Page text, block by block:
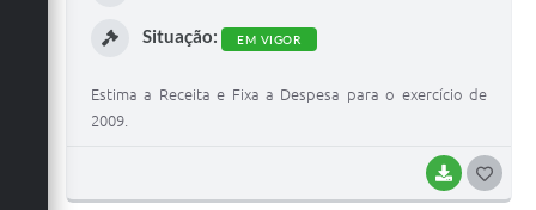
BAIXAR
Situação: EM VIGOR
Estima a Receita e Fixa a Despesa para o exercício de
2009.